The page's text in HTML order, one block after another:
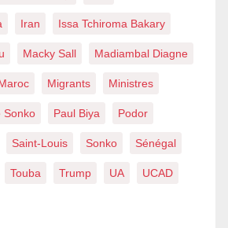
Iran Issa Tchiroma Bakary
Macky Sall Madiambal Diagne
Migrants Ministres
Sonko Paul Biya Podor
Saint-Louis Sonko Sénégal
Touba Trump UA UCAD